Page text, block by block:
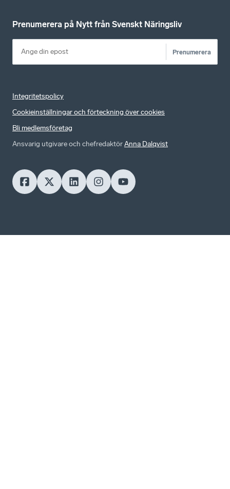
Prenumerera på Nytt från Svenskt Näringsliv
Prenumerera
Integritetspolicy
Cookieinställningar och förteckning över cookies
Bli medlemsföretag
Ansvarig utgivare och chefredaktörAnna Dalqvist